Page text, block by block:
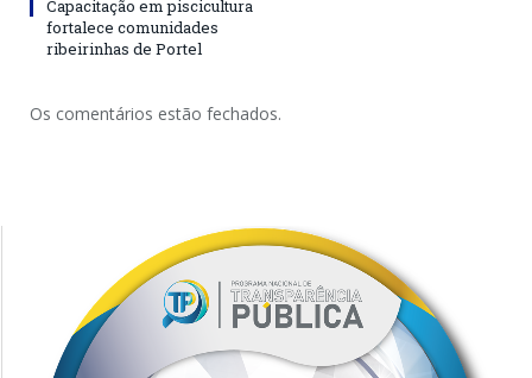
Capacitação em piscicultura
fortalece comunidades
ribeirinhas de Portel
Os comentários estão fechados.